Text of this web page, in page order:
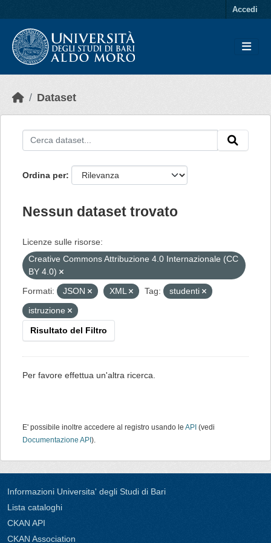
Accedi
Dataset
Ordina per
Nessun dataset trovato
Licenze sulle risorse:
Creative Commons Attribuzione 4.0 Internazionale (CC
BY 4.0)
Formati:
JSON XML Tag:
studenti
istruzione
Risultato del Filtro
Per favore effettua un'altra ricerca.
E' possibile inoltre accedere al registro usando le API (vedi
Documentazione API ).
Informazioni Universita' degli Studi di Bari
Lista cataloghi
CKAN API
CKAN Association